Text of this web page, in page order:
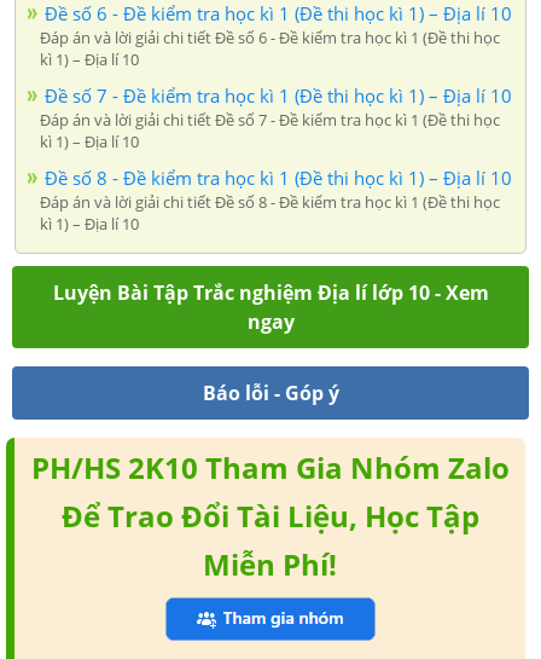
Đề số 6 - Đề kiểm tra học kì 1 (Đề thi học kì 1) – Địa lí 10
Đáp án và lời giải chi tiết Đề số 6 - Đề kiểm tra học kì 1 (Đề thi học
kì 1) – Địa lí 10
Đề số 7 - Đề kiểm tra học kì 1 (Đề thi học kì 1) – Địa lí 10
Đáp án và lời giải chi tiết Đề số 7 - Đề kiểm tra học kì 1 (Đề thi học
kì 1) – Địa lí 10
Đề số 8 - Đề kiểm tra học kì 1 (Đề thi học kì 1) – Địa lí 10
Đáp án và lời giải chi tiết Đề số 8 - Đề kiểm tra học kì 1 (Đề thi học
kì 1) – Địa lí 10
Luyện Bài Tập Trắc nghiệm Địa lí lớp 10 - Xem
ngay
Báo lỗi - Góp ý
PH/HS 2K10 Tham Gia Nhóm Zalo
Để Trao Đổi Tài Liệu, Học Tập
Miễn Phí!